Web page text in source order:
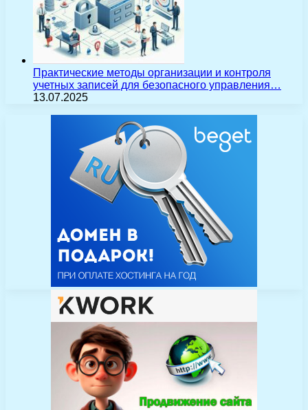
Практические методы организации и контроля
учетных записей для безопасного управления…
13.07.2025